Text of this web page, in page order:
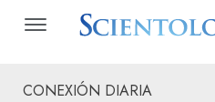
CONEXIÓN DIARIA